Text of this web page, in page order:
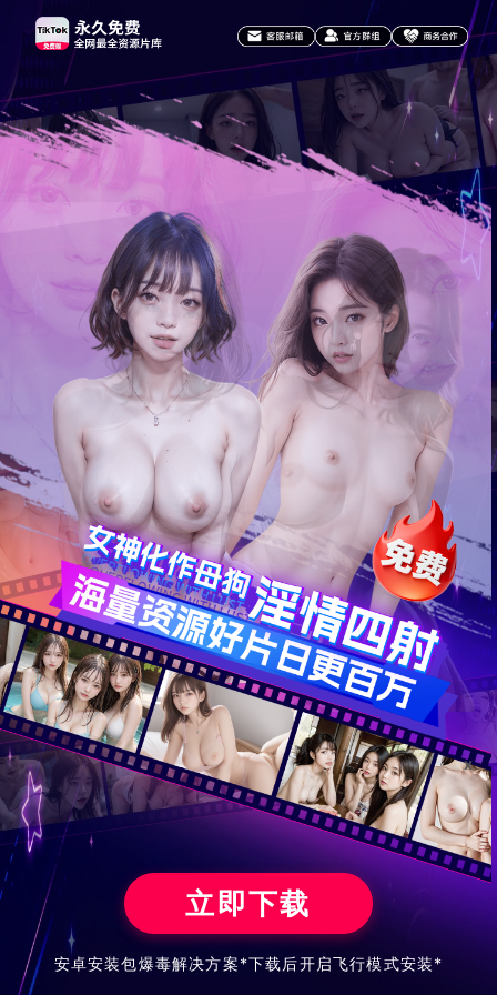
立即下载
安卓安装包爆毒解决方案*下载后开启飞行模式安装*
x